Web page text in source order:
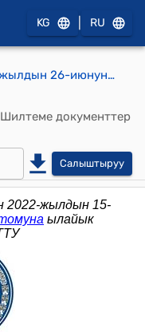
KG RU
КР Өкмөтүнүн 2014-жылдын 26-июнундагы № 352 "Кыргыз Республикасынын Өкмөтүнө караштуу Коомдук саламаттык сактоо боюнча координациялык кеңеш жөнүндө" токтому
Шилтеме документтер
Салыштыруу